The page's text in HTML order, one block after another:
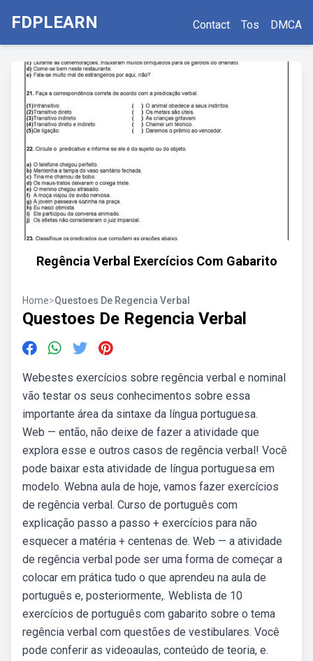
FDPLEARN Contact Tos DMCA
Regência Verbal Exercícios Com Gabarito
Home>Questoes De Regencia Verbal
Questoes De Regencia Verbal
Webestes exercícios sobre regência verbal e nominal
vão testar os seus conhecimentos sobre essa
importante área da sintaxe da língua portuguesa.
Web — então, não deixe de fazer a atividade que
explora esse e outros casos de regência verbal! Você
pode baixar esta atividade de língua portuguesa em
modelo. Webna aula de hoje, vamos fazer exercícios
de regência verbal. Curso de português com
explicação passo a passo + exercícios para não
esquecer a matéria + centenas de. Web — a atividade
de regência verbal pode ser uma forma de começar a
colocar em prática tudo o que aprendeu na aula de
português e, posteriormente,. Weblista de 10
exercícios de português com gabarito sobre o tema
regência verbal com questões de vestibulares. Você
pode conferir as videoaulas, conteúdo de teoria, e.